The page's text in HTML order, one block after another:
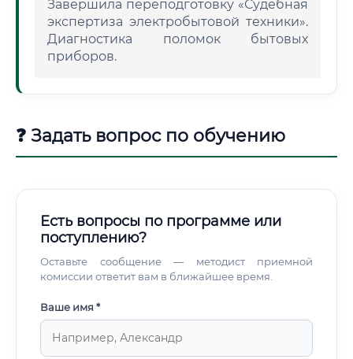
Завершила переподготовку «Судебная
экспертиза электробытовой техники».
Диагностика поломок бытовых
приборов.
❓ Задать вопрос по обучению
Есть вопросы по программе или
поступлению?
Оставьте сообщение — методист приемной
комиссии ответит вам в ближайшее время.
Ваше имя *